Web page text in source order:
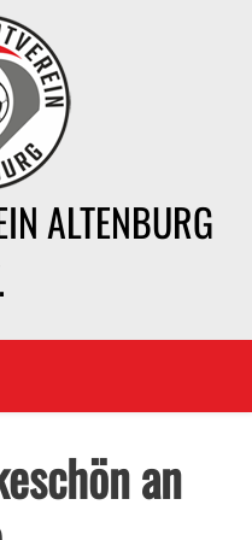
ALTENBURG
an